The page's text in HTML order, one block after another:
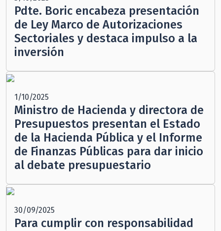
Pdte. Boric encabeza presentación
de Ley Marco de Autorizaciones
Sectoriales y destaca impulso a la
inversión
1/10/2025
Ministro de Hacienda y directora de
Presupuestos presentan el Estado
de la Hacienda Pública y el Informe
de Finanzas Públicas para dar inicio
al debate presupuestario
30/09/2025
Para cumplir con responsabilidad